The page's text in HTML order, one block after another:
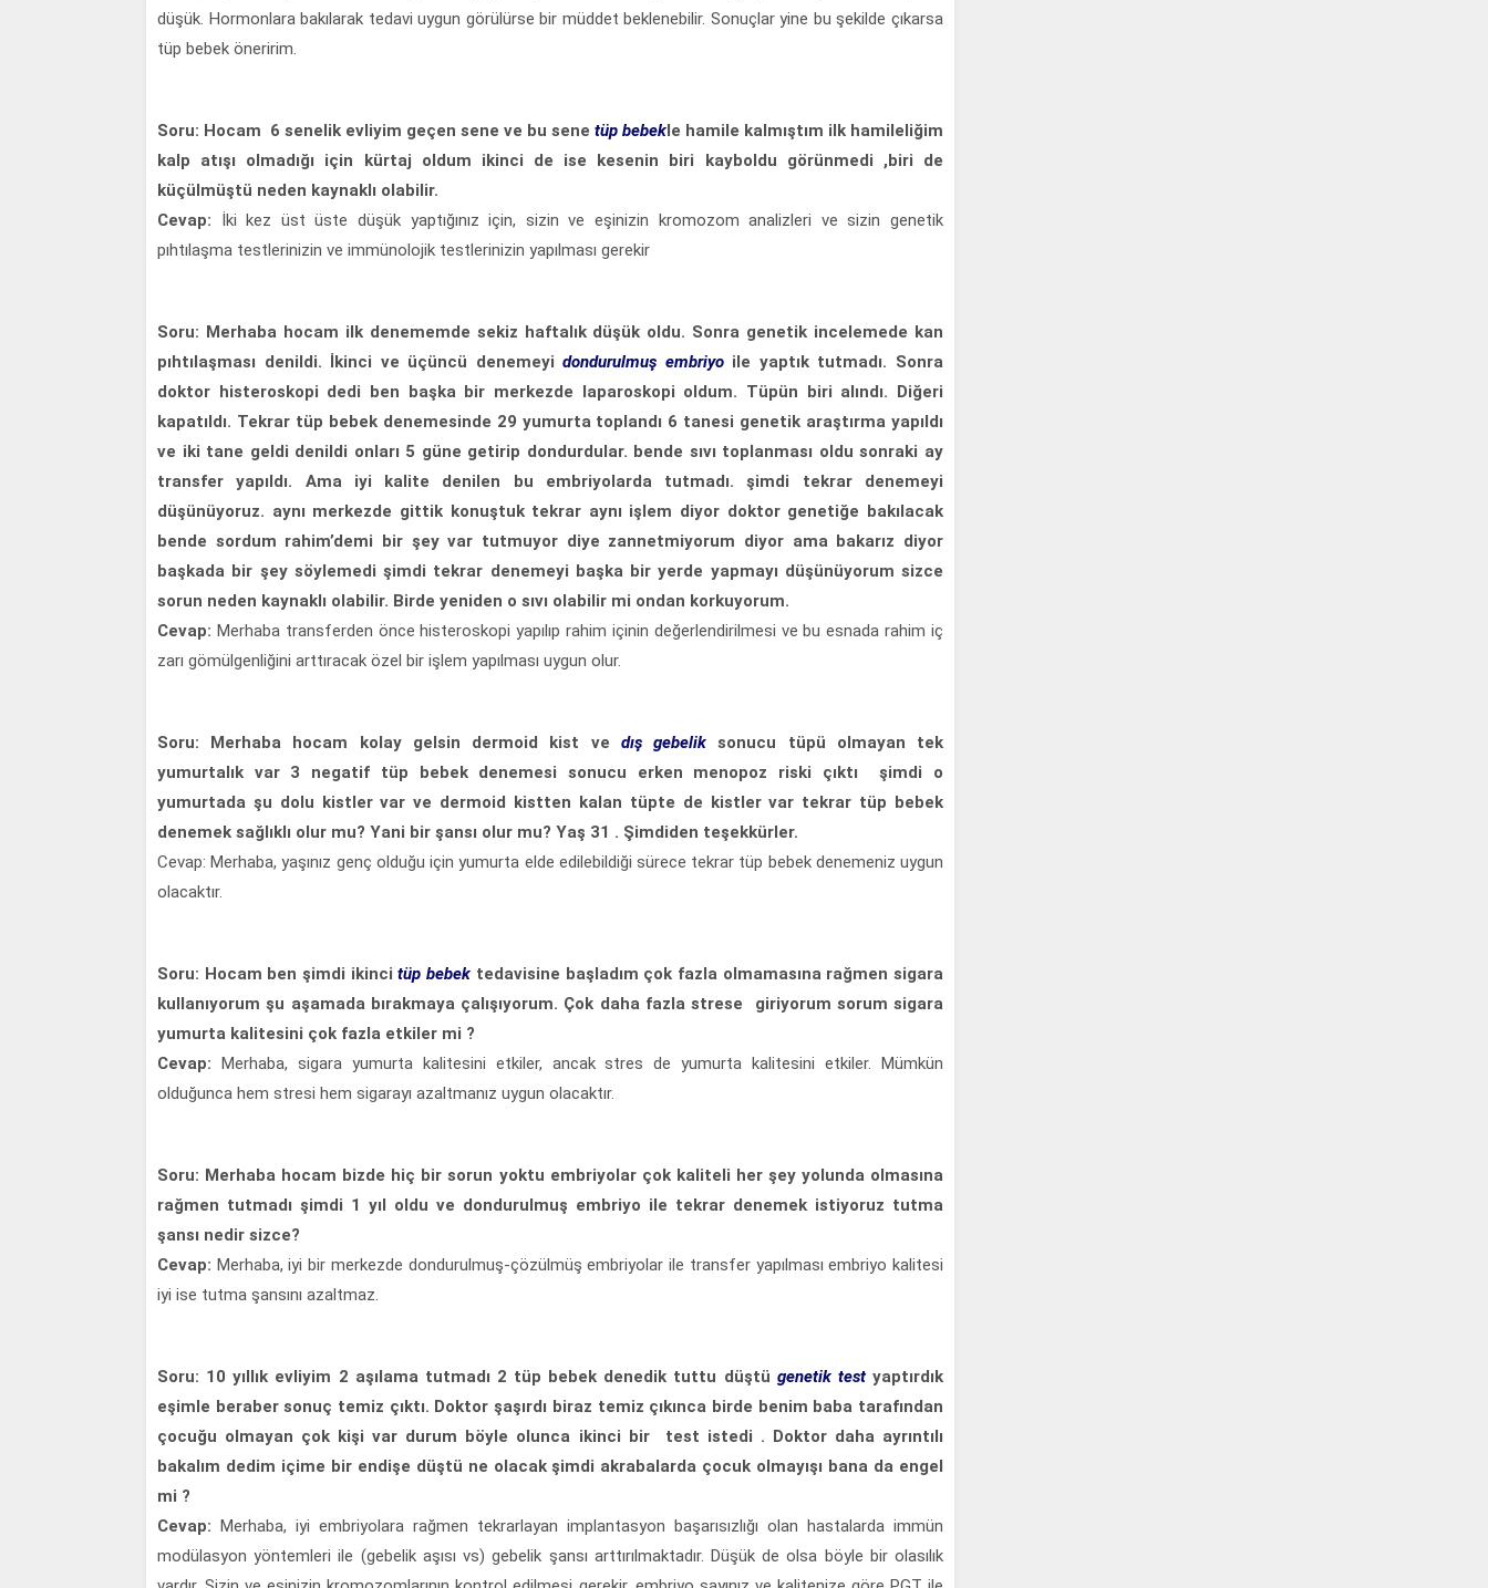
düşük. Hormonlara bakılarak tedavi uygun görülürse bir müddet beklenebilir. Sonuçlar yine bu şekilde çıkarsa
tüp bebek öneririm.
Soru: Hocam 6 senelik evliyim geçen sene ve bu sene tüp bebekle hamile kalmıştım ilk hamileliğim
kalp atışı olmadığı için kürtaj oldum ikinci de ise kesenin biri kayboldu görünmedi ,biri de
küçülmüştü neden kaynaklı olabilir.
Cevap: İki kez üst üste düşük yaptığınız için, sizin ve eşinizin kromozom analizleri ve sizin genetik
pıhtılaşma testlerinizin ve immünolojik testlerinizin yapılması gerekir
Soru: Merhaba hocam ilk denememde sekiz haftalık düşük oldu. Sonra genetik incelemede kan
pıhtılaşması denildi. İkinci ve üçüncü denemeyidondurulmuş embriyoile yaptık tutmadı. Sonra
doktor histeroskopi dedi ben başka bir merkezde laparoskopi oldum. Tüpün biri alındı. Diğeri
kapatıldı. Tekrar tüp bebek denemesinde 29 yumurta toplandı 6 tanesi genetik araştırma yapıldı
ve iki tane geldi denildi onları 5 güne getirip dondurdular. bende sıvı toplanması oldu sonraki ay
transfer yapıldı. Ama iyi kalite denilen bu embriyolarda tutmadı. şimdi tekrar denemeyi
düşünüyoruz. aynı merkezde gittik konuştuk tekrar aynı işlem diyor doktor genetiğe bakılacak
bende sordum rahim’demi bir şey var tutmuyor diye zannetmiyorum diyor ama bakarız diyor
başkada bir şey söylemedi şimdi tekrar denemeyi başka bir yerde yapmayı düşünüyorum sizce
sorun neden kaynaklı olabilir. Birde yeniden o sıvı olabilir mi ondan korkuyorum.
Cevap: Merhaba transferden önce histeroskopi yapılıp rahim içinin değerlendirilmesi ve bu esnada rahim iç
zarı gömülgenliğini arttıracak özel bir işlem yapılması uygun olur.
Soru: Merhaba hocam kolay gelsin dermoid kist ve dış gebelik sonucu tüpü olmayan tek
yumurtalık var 3 negatif tüp bebek denemesi sonucu erken menopoz riski çıktı şimdi o
yumurtada şu dolu kistler var ve dermoid kistten kalan tüpte de kistler var tekrar tüp bebek
denemek sağlıklı olur mu? Yani bir şansı olur mu? Yaş 31 . Şimdiden teşekkürler.
Cevap: Merhaba, yaşınız genç olduğu için yumurta elde edilebildiği sürece tekrar tüp bebek denemeniz uygun
olacaktır.
Soru: Hocam ben şimdi ikinci tüp bebek tedavisine başladım çok fazla olmamasına rağmen sigara
kullanıyorum şu aşamada bırakmaya çalışıyorum. Çok daha fazla strese giriyorum sorum sigara
yumurta kalitesini çok fazla etkiler mi ?
Cevap: Merhaba, sigara yumurta kalitesini etkiler, ancak stres de yumurta kalitesini etkiler. Mümkün
olduğunca hem stresi hem sigarayı azaltmanız uygun olacaktır.
Soru: Merhaba hocam bizde hiç bir sorun yoktu embriyolar çok kaliteli her şey yolunda olmasına
rağmen tutmadı şimdi 1 yıl oldu ve dondurulmuş embriyo ile tekrar denemek istiyoruz tutma
şansı nedir sizce?
Cevap: Merhaba, iyi bir merkezde dondurulmuş-çözülmüş embriyolar ile transfer yapılması embriyo kalitesi
iyi ise tutma şansını azaltmaz.
Soru: 10 yıllık evliyim 2 aşılama tutmadı 2 tüp bebek denedik tuttu düştü genetik test yaptırdık
eşimle beraber sonuç temiz çıktı. Doktor şaşırdı biraz temiz çıkınca birde benim baba tarafından
çocuğu olmayan çok kişi var durum böyle olunca ikinci bir test istedi . Doktor daha ayrıntılı
bakalım dedim içime bir endişe düştü ne olacak şimdi akrabalarda çocuk olmayışı bana da engel
mi ?
Cevap: Merhaba, iyi embriyolara rağmen tekrarlayan implantasyon başarısızlığı olan hastalarda immün
modülasyon yöntemleri ile (gebelik aşısı vs) gebelik şansı arttırılmaktadır. Düşük de olsa böyle bir olasılık